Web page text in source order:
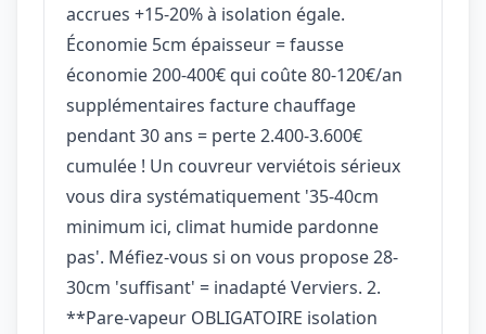
accrues +15-20% à isolation égale.
Économie 5cm épaisseur = fausse
économie 200-400€ qui coûte 80-120€/an
supplémentaires facture chauffage
pendant 30 ans = perte 2.400-3.600€
cumulée ! Un couvreur verviétois sérieux
vous dira systématiquement '35-40cm
minimum ici, climat humide pardonne
pas'. Méfiez-vous si on vous propose 28-
30cm 'suffisant' = inadapté Verviers. 2.
**Pare-vapeur OBLIGATOIRE isolation